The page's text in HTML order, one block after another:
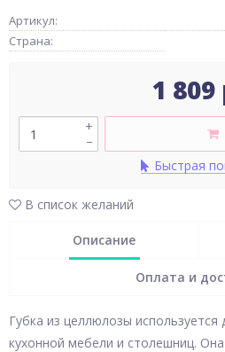
Артикул:
Страна:
1 809
–
+
Быстрая
В список желаний
Описание
Оплата и
Губка из целлюлозы
кухонной мебели и столешниц.